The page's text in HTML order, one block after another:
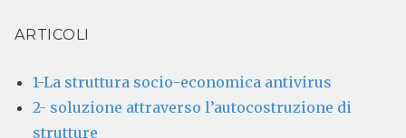
ARTICOLI
1-La struttura socio-economica antivirus
2- soluzione attraverso l’autocostruzione di
strutture